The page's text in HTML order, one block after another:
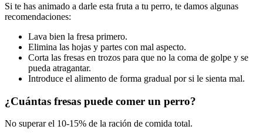
Si te has animado a darle esta fruta a tu perro, te damos algunas
recomendaciones:
Lava bien la fresa primero.
Elimina las hojas y partes con mal aspecto.
Corta las fresas en trozos para que no la coma de golpe y se
pueda atragantar.
Introduce el alimento de forma gradual por si le sienta mal.
¿Cuántas fresas puede comer un perro?
No superar el 10-15% de la ración de comida total.